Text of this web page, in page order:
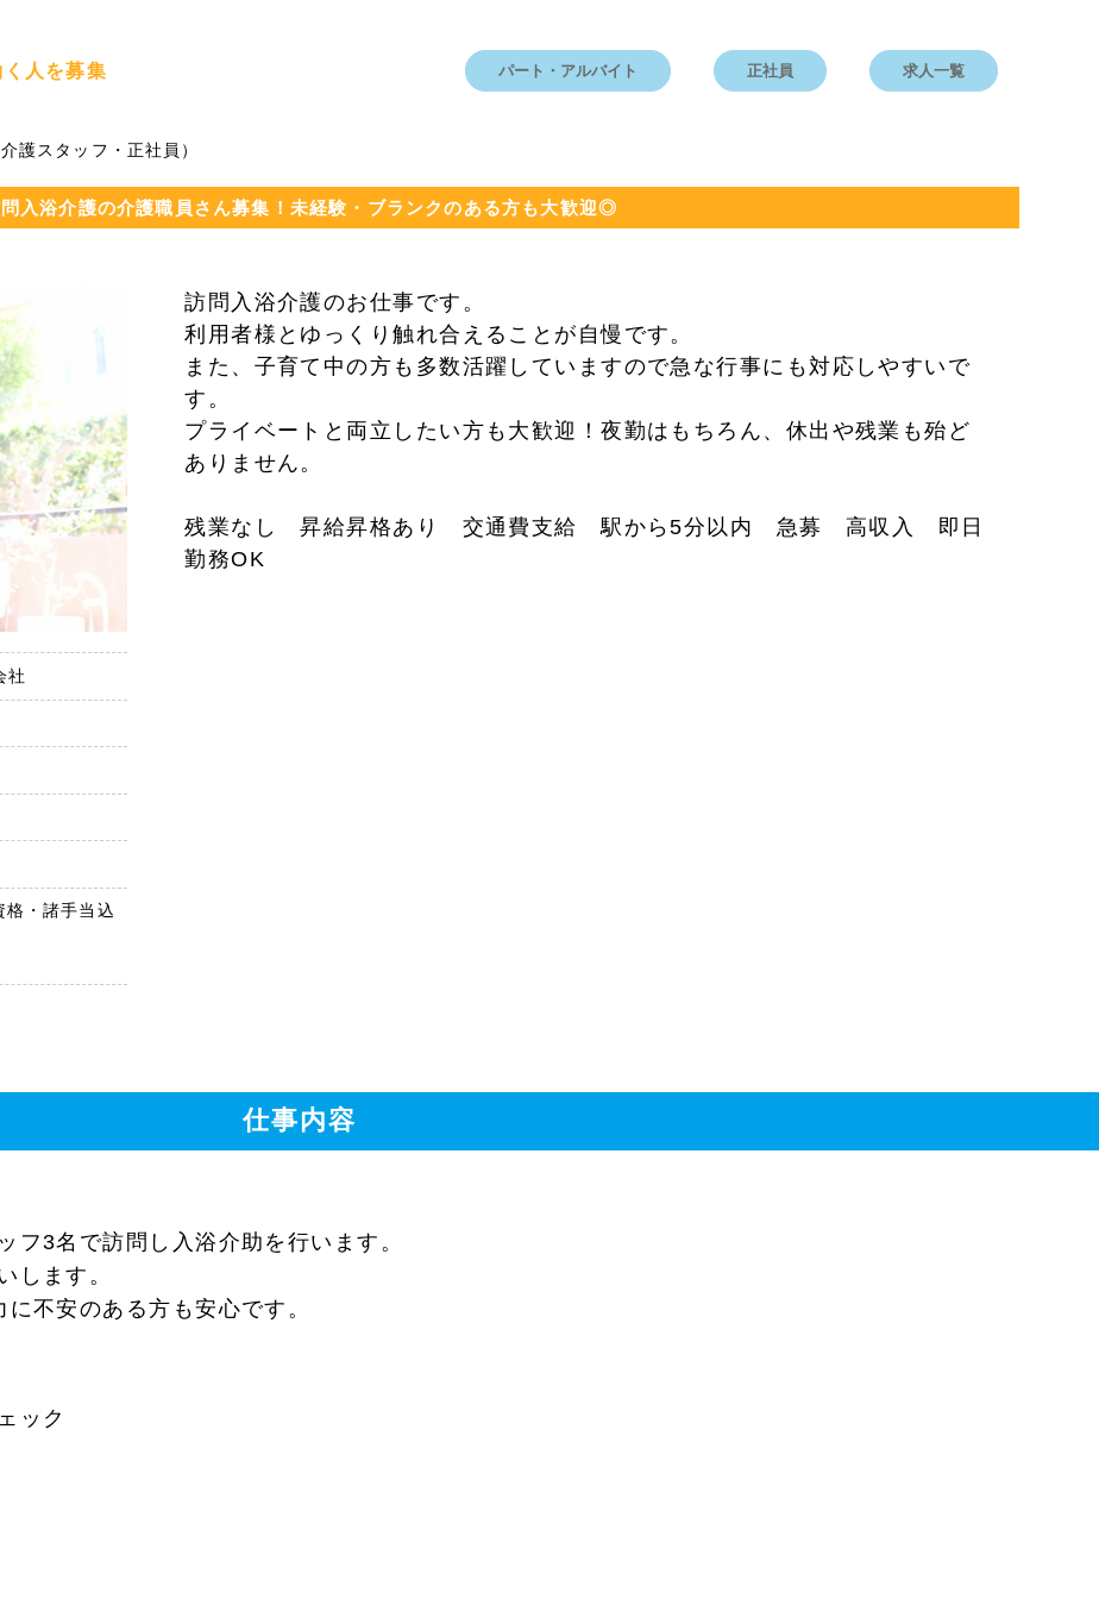
く人を募集 パート・アルバイト 正社員 求人一覧
護スタッフ・正社員）
入浴介護の介護職員さん募集！未経験・ブランクのある方も大歓迎◎
社
・諸手当込
訪問入浴介護のお仕事です。
利用者様とゆっくり触れ合えることが自慢です。
また、子育て中の方も多数活躍していますので急な行事にも対応しやすいで
す。
プライベートと両立したい方も大歓迎！夜勤はもちろん、休出や残業も殆ど
ありません。
残業なし 昇給昇格あり 交通費支給 駅から5分以内 急募 高収入 即日
勤務OK
仕事内容
フ3名で訪問し入浴介助を行います。
します。
不安のある方も安心です。
ック